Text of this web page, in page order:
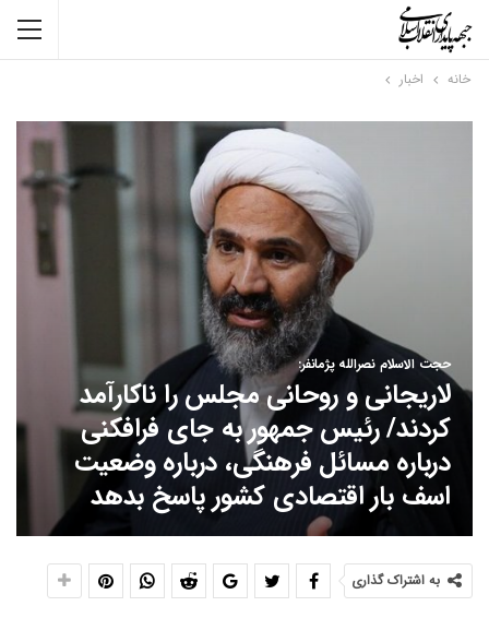
خانه اخبار
حجت الاسلام نصرالله پژمانفر:
لاریجانی و روحانی مجلس را ناکارآمد
کردند/ رئیس جمهور به جای فرافکنی
درباره مسائل فرهنگی، درباره وضعیت
اسف بار اقتصادی کشور پاسخ بدهد
به اشتراک گذاری